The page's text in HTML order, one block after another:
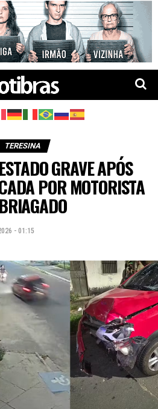
TERESINA
GRAVE APÓS
POR MOTORISTA
- 01:15